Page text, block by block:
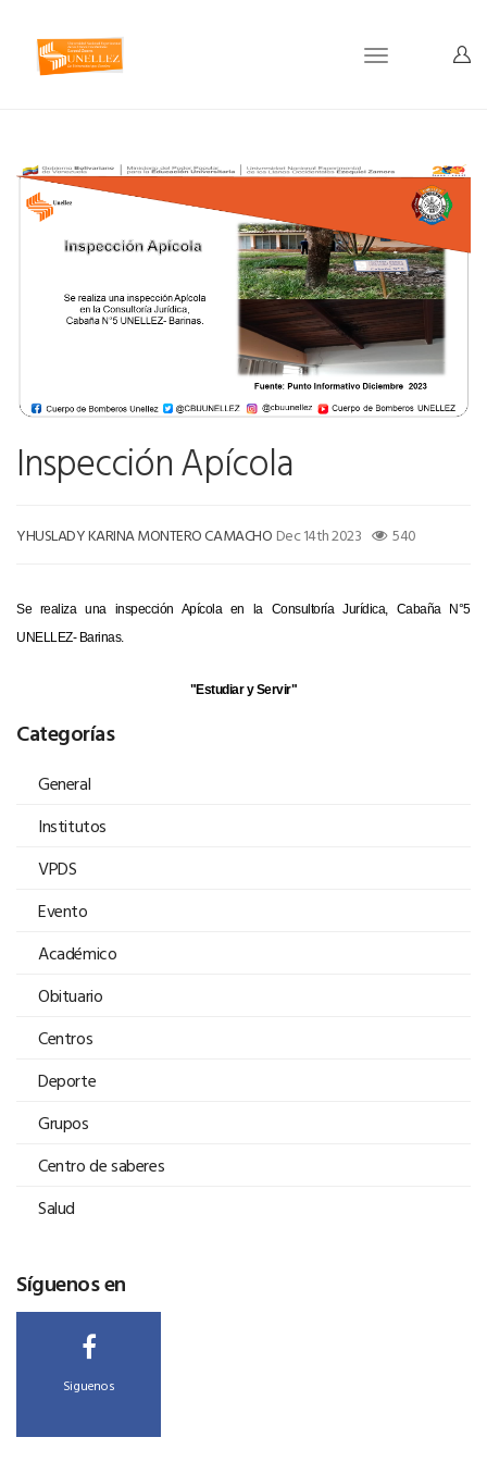
Toggle
Inspección Apícola
YHUSLADY KARINA MONTERO CAMACHO Dec 14th 2023 540
Se realiza una inspección Apícola en la Consultoría Jurídica, Cabaña N°5
UNELLEZ- Barinas.
"Estudiar y Servir"
Categorías
General
Institutos
VPDS
Evento
Académico
Obituario
Centros
Deporte
Grupos
Centro de saberes
Salud
Síguenos en
Siguenos